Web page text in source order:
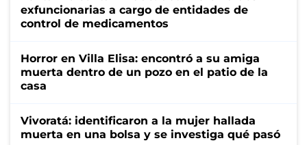
exfuncionarias a cargo de entidades de
control de medicamentos
Horror en Villa Elisa: encontró a su amiga
muerta dentro de un pozo en el patio de la
casa
Vivoratá: identificaron a la mujer hallada
muerta en una bolsa y se investiga qué pasó